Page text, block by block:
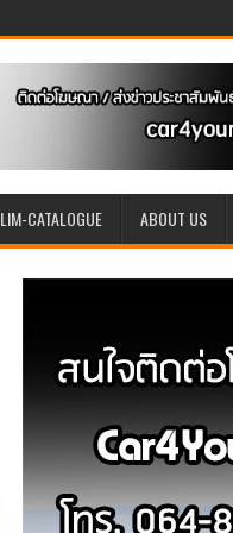
LIM-CATALOGUE ABOUT US